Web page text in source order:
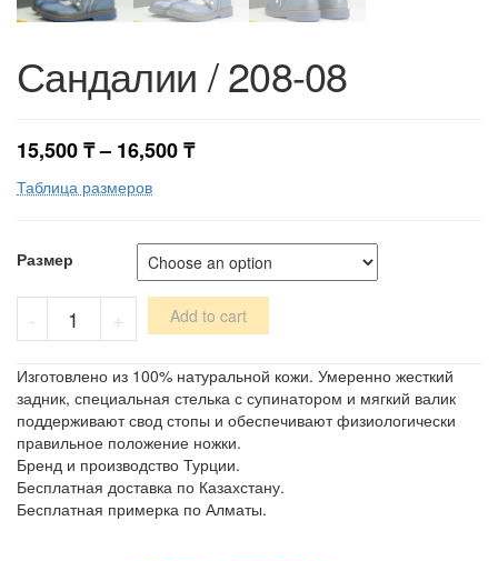
Сандалии / 208-08
15,500₸– 16,500₸
Таблица размеров
Размер
-
08
quantity
+ Add to cart
Изготовлено из 100% натуральной кожи. Умеренно жесткий
задник, специальная стелька с супинатором и мягкий валик
поддерживают свод стопы и обеспечивают физиологически
правильное положение ножки.
Бренд и производство Турции.
Бесплатная доставка по Казахстану.
Бесплатная примерка по Алматы.